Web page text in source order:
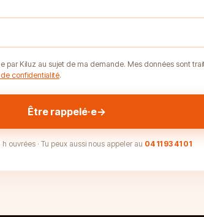
par Kiluz au sujet de ma demande. Mes données sont
confidentialité.
Être rappelé·e→
ouvrées · Tu peux aussi nous appeler au 04 11 93 41 01